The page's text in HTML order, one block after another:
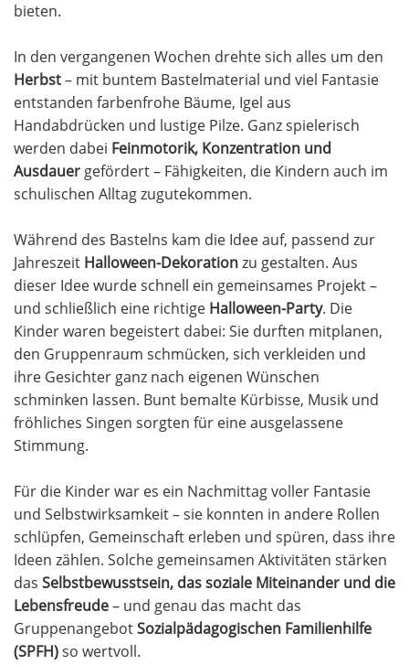
bieten.
In den vergangenen Wochen drehte sich alles um den
Herbst– mit buntem Bastelmaterial und viel Fantasie
entstanden farbenfrohe Bäume, Igel aus
Handabdrücken und lustige Pilze. Ganz spielerisch
werden dabei Feinmotorik, Konzentration und
Ausdauer gefördert – Fähigkeiten, die Kindern auch im
schulischen Alltag zugutekommen.
Während des Bastelns kam die Idee auf, passend zur
Jahreszeit Halloween-Dekorationzu gestalten. Aus
dieser Idee wurde schnell ein gemeinsames Projekt –
und schließlich eine richtige Halloween-Party. Die
Kinder waren begeistert dabei: Sie durften mitplanen,
den Gruppenraum schmücken, sich verkleiden und
ihre Gesichter ganz nach eigenen Wünschen
schminken lassen. Bunt bemalte Kürbisse, Musik und
fröhliches Singen sorgten für eine ausgelassene
Stimmung.
Für die Kinder war es ein Nachmittag voller Fantasie
und Selbstwirksamkeit – sie konnten in andere Rollen
schlüpfen, Gemeinschaft erleben und spüren, dass ihre
Ideen zählen. Solche gemeinsamen Aktivitäten stärken
das Selbstbewusstsein, das soziale Miteinander und die
Lebensfreude– und genau das macht das
GruppenangebotSozialpädagogischen Familienhilfe
(SPFH)so wertvoll.